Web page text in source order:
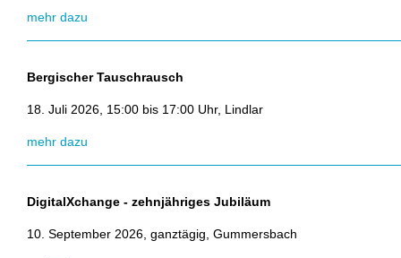
mehr dazu
Bergischer Tauschrausch
18. Juli 2026, 15:00 bis 17:00 Uhr, Lindlar
mehr dazu
DigitalXchange - zehnjähriges Jubiläum
10. September 2026, ganztägig, Gummersbach